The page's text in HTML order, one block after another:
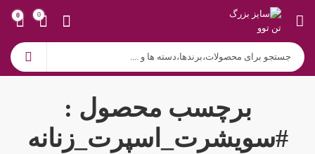
0
0
برچسب محصول :
#سویشرت_اسپرت_زنانه